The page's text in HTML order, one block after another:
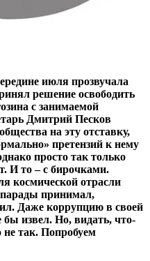
июля прозвучала
решение освободить
с занимаемой
Дмитрий Песков
на эту отставку,
претензий к нему
просто так только
И то – с бирочками.
космической отрасли
парады принимал,
Даже коррупцию в своей
бы извел. Но, видать, что-
не так. Попробуем